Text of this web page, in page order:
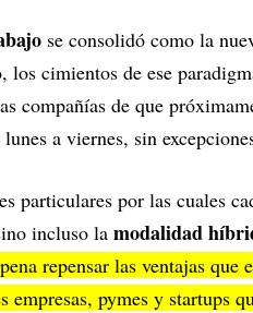
se consolidó como la
cimientos de ese
compañías de que
a viernes, sin
particulares por las cuales
incluso la modalidad
repensar las ventajas que
empresas, pymes y startups